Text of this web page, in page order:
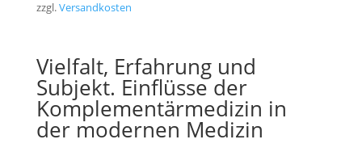
zzgl.Versandkosten
Vielfalt, Erfahrung und
Subjekt. Einflüsse der
Komplementärmedizin in
der modernen Medizin